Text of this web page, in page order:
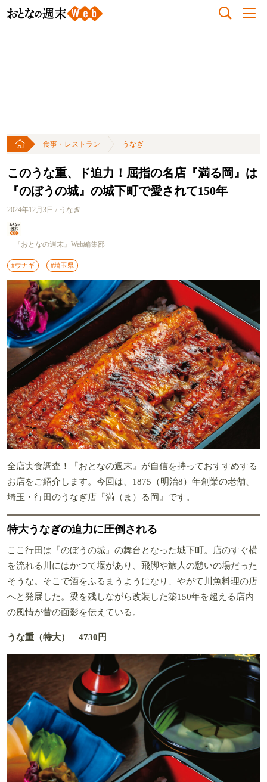
食事・レストラン うなぎ
このうな重、ド迫力！屈指の名店『満る岡』は
『のぼうの城』の城下町で愛されて150年
2024年12月3日 / うなぎ
『おとなの週末』Web編集部
#ウナギ #埼玉県
全店実食調査！『おとなの週末』が自信を持っておすすめする
お店をご紹介します。今回は、1875（明治8）年創業の老舗、
埼玉・行田のうなぎ店『満（ま）る岡』です。
特大うなぎの迫力に圧倒される
ここ行田は『のぼうの城』の舞台となった城下町。店のすぐ横
を流れる川にはかつて堰があり、飛脚や旅人の憩いの場だった
そうな。そこで酒をふるまうようになり、やがて川魚料理の店
へと発展した。梁を残しながら改装した築150年を超える店内
の風情が昔の面影を伝えている。
うな重（特大） 4730円